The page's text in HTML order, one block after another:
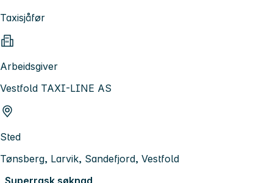
Taxisjåfør
Arbeidsgiver
Vestfold TAXI-LINE AS
Sted
Tønsberg, Larvik, Sandefjord, Vestfold
Superrask søknad